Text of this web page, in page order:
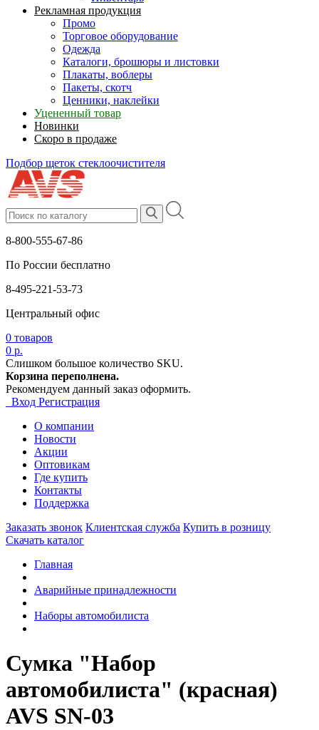
Рекламная продукция
Промо
Торговое оборудование
Одежда
Каталоги, брошюры и листовки
Плакаты, воблеры
Пакеты, скотч
Ценники, наклейки
Уцененный товар
Новинки
Скоро в продаже
Подбор щеток стеклоочистителя
8-800-555-67-86
По России бесплатно
8-495-221-53-73
Центральный офис
0 товаров
0 р.
Слишком большое количество SKU.
Корзина переполнена.
Рекомендуем данный заказ оформить.
Вход Регистрация
О компании
Новости
Акции
Оптовикам
Где купить
Контакты
Поддержка
Заказать звонок Клиентская служба Купить в розницу
Скачать каталог
Главная
Аварийные принадлежности
Наборы автомобилиста
Сумка "Набор
автомобилиста" (красная)
AVS SN-03